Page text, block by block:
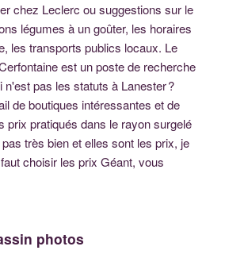
chez Leclerc ou suggestions sur le
légumes à un goûter, les horaires
les transports publics locaux. Le
est un poste de recherche
pas les statuts à Lanester ?
de boutiques intéressantes et de
prix pratiqués dans le rayon surgelé
très bien et elles sont les prix, je
choisir les prix Géant, vous
photos